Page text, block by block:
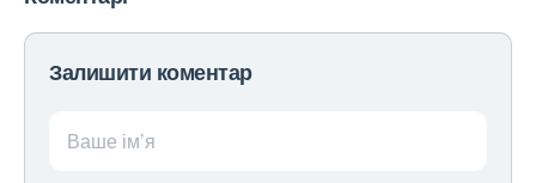
Залишити коментар
Ваше ім’я